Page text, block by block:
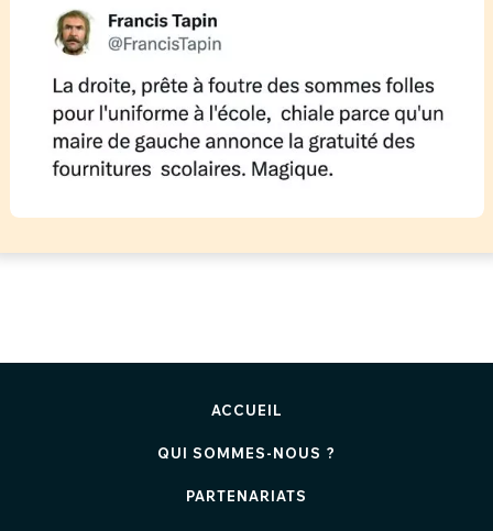
ACCUEIL
QUI SOMMES-NOUS ?
PARTENARIATS